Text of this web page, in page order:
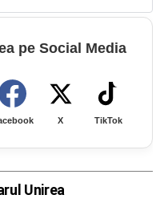
pe Social Media
X TikTok
Unirea